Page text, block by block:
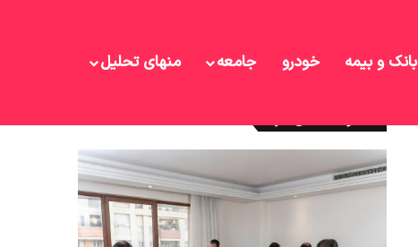
بانک و بیمه خودرو جامعه منهای تحلیل